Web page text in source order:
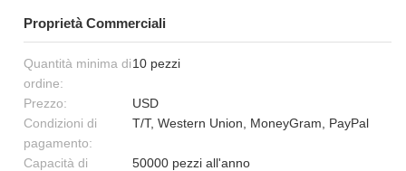
Proprietà Commerciali
Quantità minima di
ordine:
10 pezzi
Prezzo:
USD
Condizioni di
pagamento:
T/T, Western Union, MoneyGram, PayPal
Capacità di
50000 pezzi all'anno